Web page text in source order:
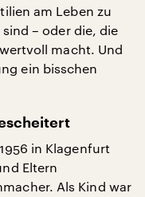
am Leben zu
– oder die, die
macht. Und
ein bisschen
in Klagenfurt
Eltern
Als Kind war